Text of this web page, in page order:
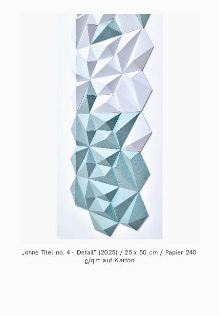
„ohne Titel no. 4 – Detail“ (2025) / 25 x 50 cm / Papier 240
g/qm auf Karton